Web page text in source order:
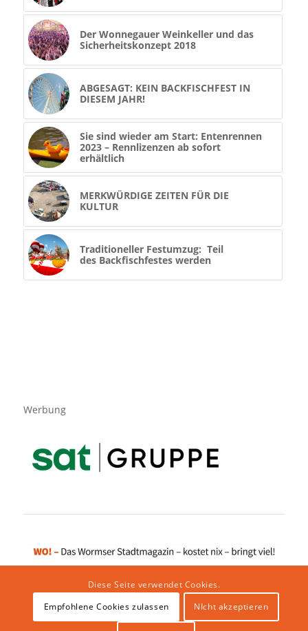
Der Wonnegauer Weinkeller und das
Sicherheitskonzept 2018
ABGESAGT: KEIN BACKFISCHFEST IN
DIESEM JAHR!
Sie sind wieder am Start: Entenrennen
2023 – Rennlizenzen ab sofort
erhältlich
MERKWÜRDIGE ZEITEN FÜR DIE
KULTUR
Traditioneller Festumzug: Teil
des Backfischfestes werden
Werbung
Impressum|Datenschutzerklärung|Website von klicklabor.de |
Diese Seite verwendet Cookies.
Empfohlene Cookies zulassen
NIcht akzeptieren